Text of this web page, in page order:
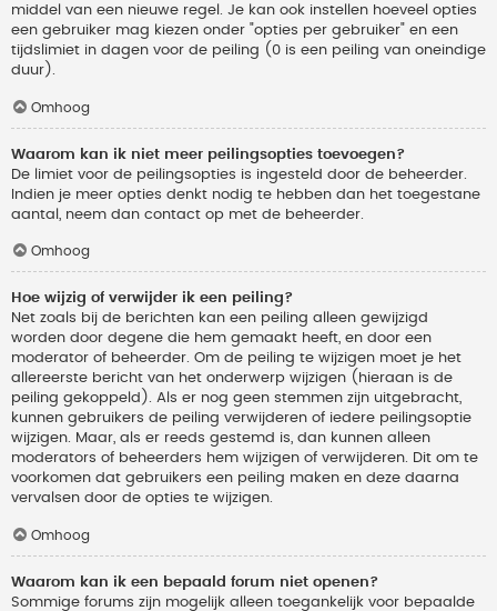
middel van een nieuwe regel. Je kan ook instellen hoeveel opties
een gebruiker mag kiezen onder "opties per gebruiker" en een
tijdslimiet in dagen voor de peiling (0 is een peiling van oneindige
duur).
Omhoog
Waarom kan ik niet meer peilingsopties toevoegen?
De limiet voor de peilingsopties is ingesteld door de beheerder.
Indien je meer opties denkt nodig te hebben dan het toegestane
aantal, neem dan contact op met de beheerder.
Omhoog
Hoe wijzig of verwijder ik een peiling?
Net zoals bij de berichten kan een peiling alleen gewijzigd
worden door degene die hem gemaakt heeft, en door een
moderator of beheerder. Om de peiling te wijzigen moet je het
allereerste bericht van het onderwerp wijzigen (hieraan is de
peiling gekoppeld). Als er nog geen stemmen zijn uitgebracht,
kunnen gebruikers de peiling verwijderen of iedere peilingsoptie
wijzigen. Maar, als er reeds gestemd is, dan kunnen alleen
moderators of beheerders hem wijzigen of verwijderen. Dit om te
voorkomen dat gebruikers een peiling maken en deze daarna
vervalsen door de opties te wijzigen.
Omhoog
Waarom kan ik een bepaald forum niet openen?
Sommige forums zijn mogelijk alleen toegankelijk voor bepaalde